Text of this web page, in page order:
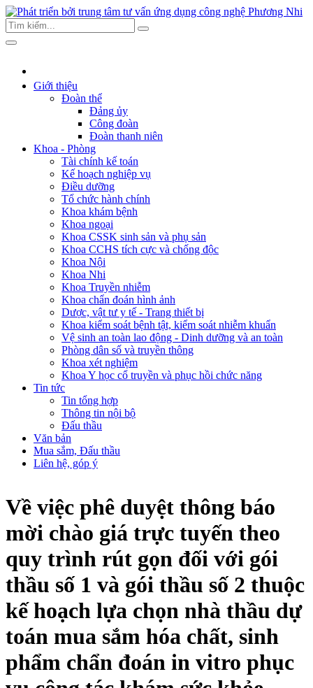
Giới thiệu
Đoàn thể
Đảng ủy
Công đoàn
Đoàn thanh niên
Khoa - Phòng
Tài chính kế toán
Kế hoạch nghiệp vụ
Điều dưỡng
Tổ chức hành chính
Khoa khám bệnh
Khoa ngoại
Khoa CSSK sinh sản và phụ sản
Khoa CCHS tích cực và chống độc
Khoa Nội
Khoa Nhi
Khoa Truyền nhiễm
Khoa chẩn đoán hình ảnh
Dược, vật tư y tế - Trang thiết bị
Khoa kiểm soát bệnh tật, kiểm soát nhiễm khuẩn
Vệ sinh an toàn lao động - Dinh dưỡng và an toàn
Phòng dân số và truyền thông
Khoa xét nghiệm
Khoa Y học cổ truyền và phục hồi chức năng
Tin tức
Tin tổng hợp
Thông tin nội bộ
Đấu thầu
Văn bản
Mua sắm, Đấu thầu
Liên hệ, góp ý
Về việc phê duyệt thông báo
mời chào giá trực tuyến theo
quy trình rút gọn đối với gói
thầu số 1 và gói thầu số 2 thuộc
kế hoạch lựa chọn nhà thầu dự
toán mua sắm hóa chất, sinh
phẩm chẩn đoán in vitro phục